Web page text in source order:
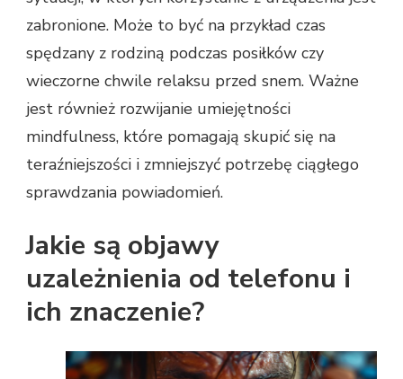
zabronione. Może to być na przykład czas
spędzany z rodziną podczas posiłków czy
wieczorne chwile relaksu przed snem. Ważne
jest również rozwijanie umiejętności
mindfulness, które pomagają skupić się na
teraźniejszości i zmniejszyć potrzebę ciągłego
sprawdzania powiadomień.
Jakie są objawy
uzależnienia od telefonu i
ich znaczenie?